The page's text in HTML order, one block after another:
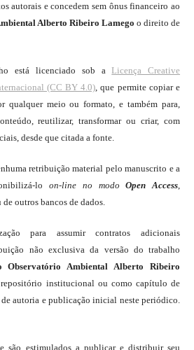
autorais e concedem sem ônus financeiro ao
Alberto Ribeiro Lamegoo direito de
está licenciado sob a Licença Creative
(CC BY 4.0), que permite copiar e
qualquer meio ou formato, e também para,
reutilizar, transformar ou criar, com
desde que citada a fonte.
retribuição material pelo manuscrito e a
lo on-line no modo Open Access,
outros bancos de dados.
para assumir contratos adicionais
não exclusiva da versão do trabalho
Observatório Ambiental Alberto Ribeiro
institucional ou como capítulo de
autoria e publicação inicial neste periódico.
são estimulados a publicar e distribuir seu